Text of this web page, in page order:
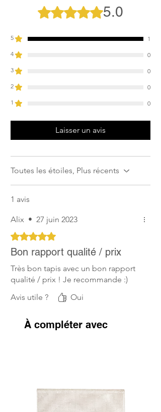
Noté 5 sur 5. 5.0
5
1
4
0
3
0
2
0
1
0
Laisser un avis
Toutes les étoiles, Plus récents
1 avis
Alix • 27 juin 2023
Noté 5 sur 5.
Bon rapport qualité / prix
Très bon tapis avec un bon rapport
qualité / prix ! Je recommande :)
Avis utile ?
Oui
À compléter avec